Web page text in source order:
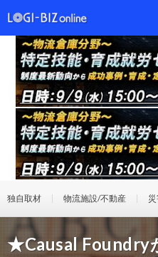
独自取材 物流施設/不動産
★Causal Foundry